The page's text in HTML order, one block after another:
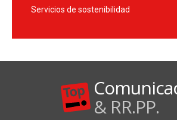
Servicios de sostenibilidad
& RR.PP.